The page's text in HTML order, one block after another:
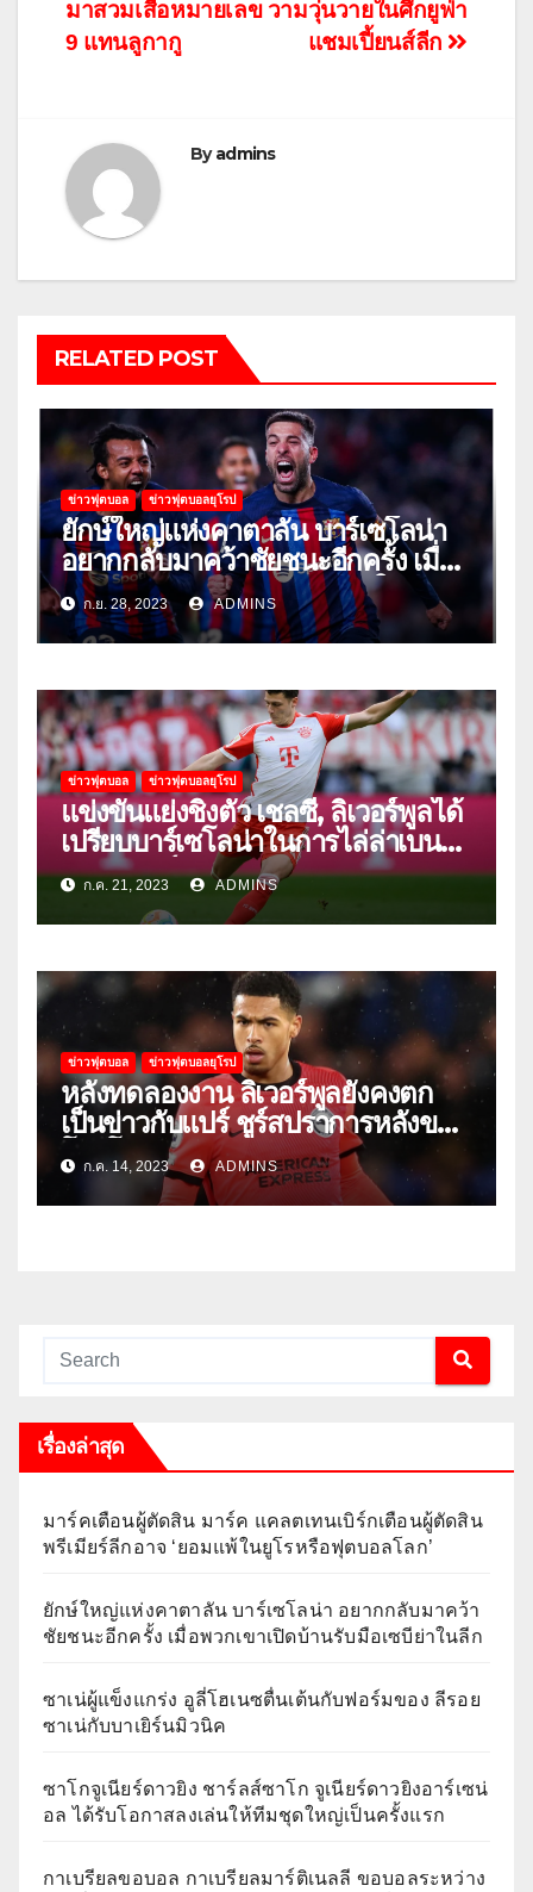
เรื่อง
วามวุ่นวายในศึกยูฟ่า
แชมเปี้ยนส์ลีก
มาสวมเสื้อหมายเลข
9 แทนลูกากู
Byadmins
RELATED POST
ข่าวฟุตบอล ข่าวฟุตบอลยุโรป
ยักษ์ใหญ่แห่งคาตาลัน บาร์เซโลน่า
อยากกลับมาคว้าชัยชนะอีกครั้ง เมื่อ
พวกเขาเปิดบ้านรับมือเซบีย่าในลีก
ก.ย. 28, 2023 ADMINS
ข่าวฟุตบอล ข่าวฟุตบอลยุโรป
แข่งขันแย่งชิงตัว เชลซี, ลิเวอร์พูลได้
เปรียบบาร์เซโลน่าในการไล่ล่าเบนจา
มิน ปาวาร์
ก.ค. 21, 2023 ADMINS
ข่าวฟุตบอล ข่าวฟุตบอลยุโรป
หลังทดลองงาน ลิเวอร์พูลยังคงตก
เป็นข่าวกับแปร์ ชูร์สปราการหลังของ
โตริโน่
ก.ค. 14, 2023 ADMINS
เรื่องล่าสุด
มาร์คเตือนผู้ตัดสิน มาร์ค แคลตเทนเบิร์กเตือนผู้ตัดสิน
พรีเมียร์ลีกอาจ ‘ยอมแพ้ในยูโรหรือฟุตบอลโลก’
ยักษ์ใหญ่แห่งคาตาลัน บาร์เซโลน่า อยากกลับมาคว้า
ชัยชนะอีกครั้ง เมื่อพวกเขาเปิดบ้านรับมือเซบีย่าในลีก
ซาเน่ผู้แข็งแกร่ง อูลี่โฮเนซตื่นเต้นกับฟอร์มของ ลีรอย
ซาเน่กับบาเยิร์นมิวนิค
ซาโกจูเนียร์ดาวยิง ชาร์ลส์ซาโก จูเนียร์ดาวยิงอาร์เซน่
อล ได้รับโอกาสลงเล่นให้ทีมชุดใหญ่เป็นครั้งแรก
กาเบรียลขอบอล กาเบรียลมาร์ติเนลลี ขอบอลระหว่าง